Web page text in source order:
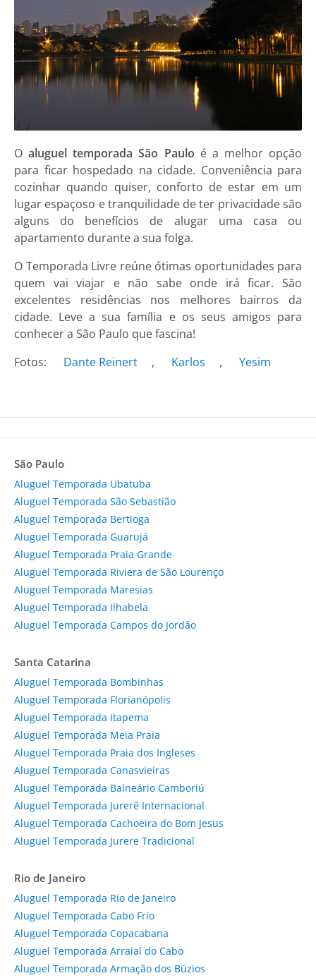
Oaluguel temporada São Paulo é a melhor opção
para ficar hospedado na cidade. Conveniência para
cozinhar quando quiser, conforto de estar em um
lugar espaçoso e tranquilidade de ter privacidade são
alguns do benefícios de alugar uma casa ou
apartamento durante a sua folga.
O Temporada Livre reúne ótimas oportunidades para
quem vai viajar e não sabe onde irá ficar. São
excelentes residências nos melhores bairros da
cidade. Leve a sua família e os seus amigos para
conhecer a São Paulo que fascina!
Fotos:
Dante Reinert , Karlos , Yesim
São Paulo
Aluguel Temporada Ubatuba
Aluguel Temporada São Sebastião
Aluguel Temporada Bertioga
Aluguel Temporada Guarujá
Aluguel Temporada Praia Grande
Aluguel Temporada Riviera de São Lourenço
Aluguel Temporada Maresias
Aluguel Temporada Ilhabela
Aluguel Temporada Campos do Jordão
Santa Catarina
Aluguel Temporada Bombinhas
Aluguel Temporada Florianópolis
Aluguel Temporada Itapema
Aluguel Temporada Meia Praia
Aluguel Temporada Praia dos Ingleses
Aluguel Temporada Canasvieiras
Aluguel Temporada Balneário Camboriú
Aluguel Temporada Jurerê Internacional
Aluguel Temporada Cachoeira do Bom Jesus
Aluguel Temporada Jurere Tradicional
Rio de Janeiro
Aluguel Temporada Rio de Janeiro
Aluguel Temporada Cabo Frio
Aluguel Temporada Copacabana
Aluguel Temporada Arraial do Cabo
Aluguel Temporada Armação dos Búzios